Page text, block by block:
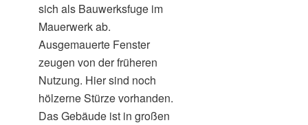
sich als Bauwerksfuge im
Mauerwerk ab.
Ausgemauerte Fenster
zeugen von der früheren
Nutzung. Hier sind noch
hölzerne Stürze vorhanden.
Das Gebäude ist in großen